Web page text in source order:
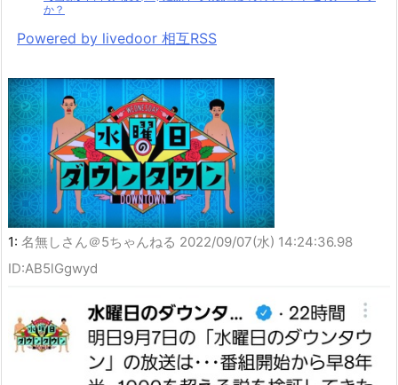
か？
Powered by livedoor 相互RSS
1: 名無しさん＠5ちゃんねる 2022/09/07(水) 14:24:36.98
ID:AB5lGgwyd